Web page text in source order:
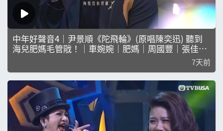
中年好聲音4｜尹景順《陀飛輪》(原唱陳奕迅) 聽到
海兒肥媽毛管戙！｜車婉婉｜肥媽｜周國豐｜張佳添
｜海兒｜林志美｜李思捷｜ 何國鉦｜娛樂｜真人秀｜
7天前